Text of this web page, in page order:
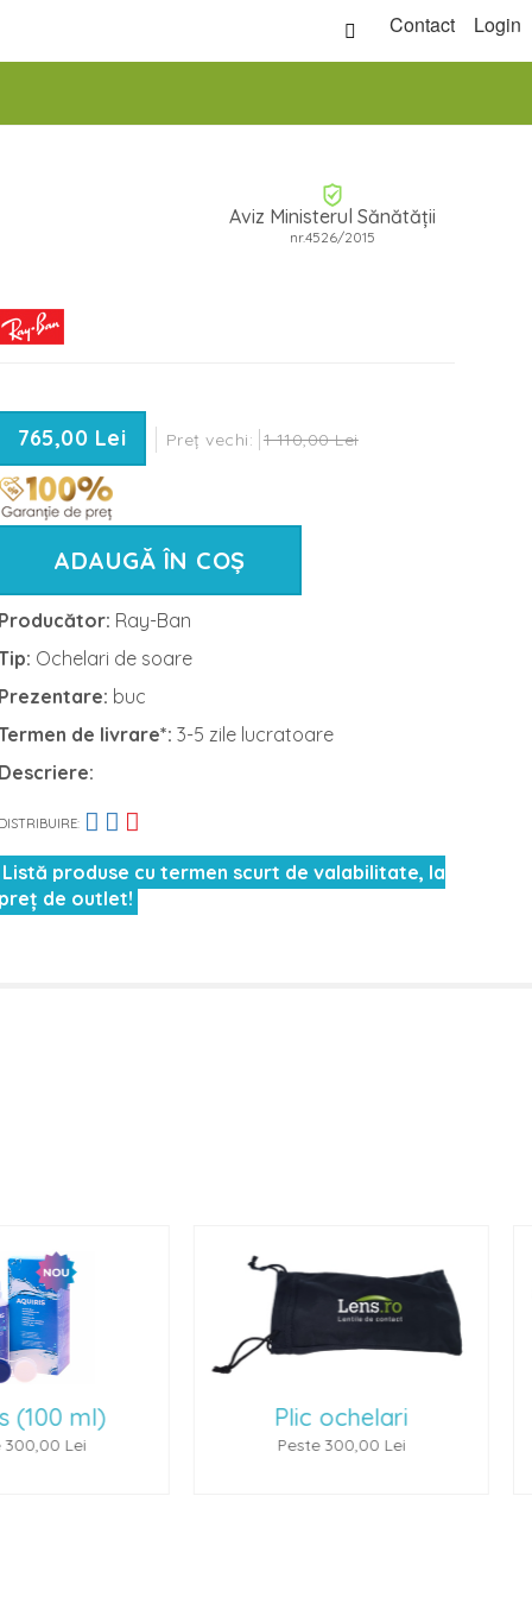
Contact Login
Aviz Ministerul Sănătății
nr.4526/2015
765,00 Lei Preț vechi: 1 110,00 Lei
ADAUGĂ ÎN COȘ
Ray-Ban
Ochelari de soare
buc
de livrare*:3-5 zile lucratoare
Listă produse cu termen scurt de valabilitate, la
de outlet!
ochelari
300,00 Lei
Ochelari de soare 1
Peste 500,00 Lei